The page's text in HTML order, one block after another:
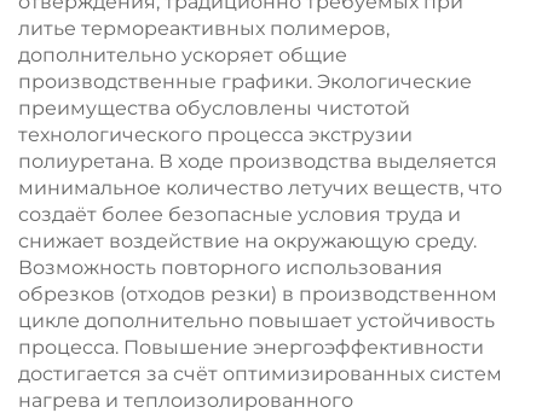
литье термореактивных полимеров,
дополнительно ускоряет общие
производственные графики. Экологические
преимущества обусловлены чистотой
технологического процесса экструзии
полиуретана. В ходе производства выделяется
минимальное количество летучих веществ, что
создаёт более безопасные условия труда и
снижает воздействие на окружающую среду.
Возможность повторного использования
обрезков (отходов резки) в производственном
цикле дополнительно повышает устойчивость
процесса. Повышение энергоэффективности
достигается за счёт оптимизированных систем
нагрева и теплоизолированного